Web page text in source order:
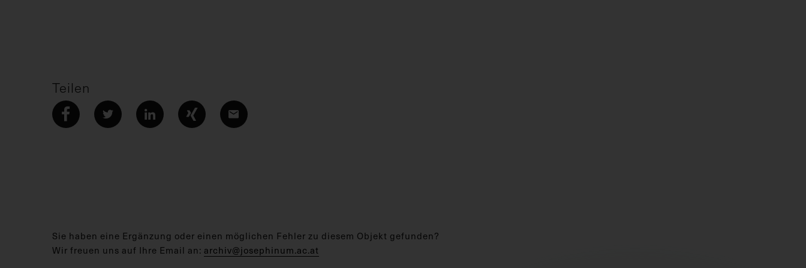
Teilen
Sie haben eine Ergänzung oder einen möglichen Fehler zu diesem Objekt gefunden?
Wir freuen uns auf Ihre Email an: archiv@josephinum.ac.at